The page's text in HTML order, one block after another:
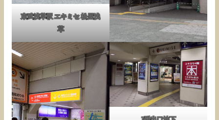
東武浅草駅 エキミセ 松屋浅
草